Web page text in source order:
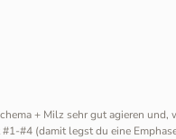
+ Milz sehr gut agieren und,
#4 (damit legst du eine